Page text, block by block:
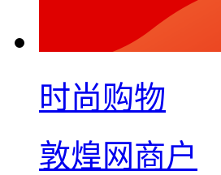
时尚购物
敦煌网商户